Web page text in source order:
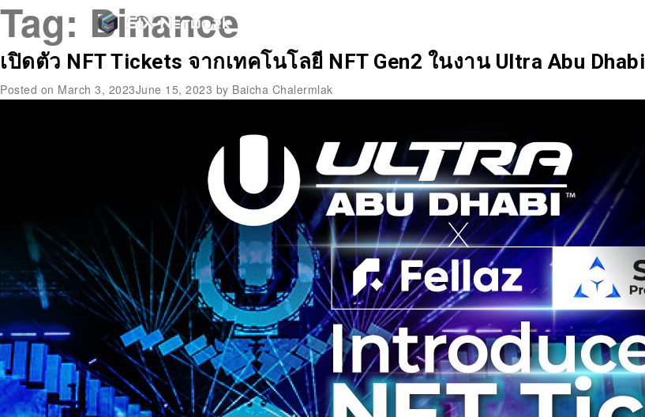
Tag: Binance
เปิดตัว NFT Tickets จากเทคโนโลยี NFT Gen2 ในงาน Ultra Abu Dhabi
Posted on March 3, 2023June 15, 2023 by Baicha Chalermlak